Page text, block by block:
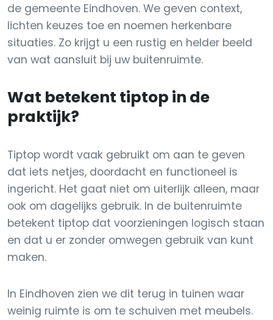
de gemeente Eindhoven. We geven context,
lichten keuzes toe en noemen herkenbare
situaties. Zo krijgt u een rustig en helder beeld
van wat aansluit bij uw buitenruimte.
Wat betekent tiptop in de
praktijk?
Tiptop wordt vaak gebruikt om aan te geven
dat iets netjes, doordacht en functioneel is
ingericht. Het gaat niet om uiterlijk alleen, maar
ook om dagelijks gebruik. In de buitenruimte
betekent tiptop dat voorzieningen logisch staan
en dat u er zonder omwegen gebruik van kunt
maken.
In Eindhoven zien we dit terug in tuinen waar
weinig ruimte is om te schuiven met meubels.